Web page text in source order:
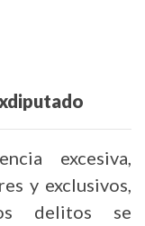
excesiva,
y exclusivos,
delitos se